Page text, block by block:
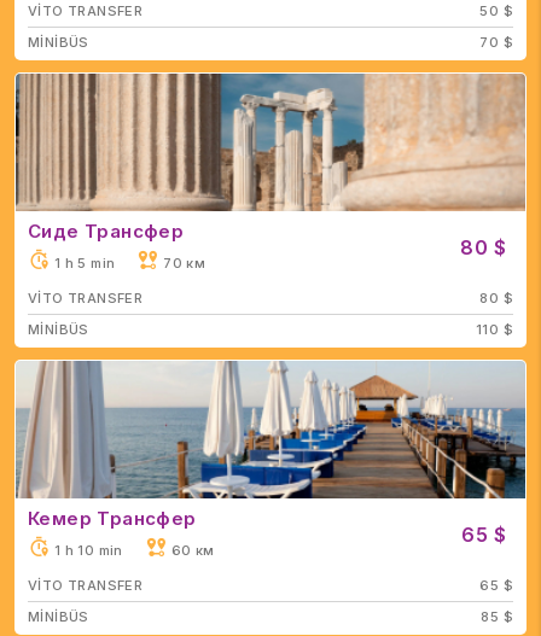
VİTO TRANSFER
50 $
MİNİBÜS
70 $
Сиде Трансфер
1 h 5 min 70 км
80 $
VİTO TRANSFER
80 $
MİNİBÜS
110 $
Кемер Трансфер
1 h 10 min 60 км
65 $
VİTO TRANSFER
65 $
MİNİBÜS
85 $